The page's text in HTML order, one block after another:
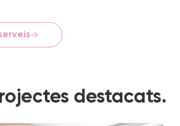
destacats.